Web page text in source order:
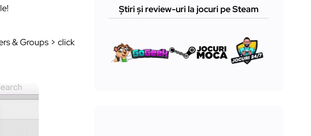
& Groups > click
Știri și review-uri la jocuri pe Steam